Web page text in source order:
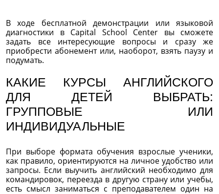
В ходе бесплатной демонстрации или языковой
диагностики в Capital School Center вы сможете
задать все интересующие вопросы и сразу же
приобрести абонемент или, наоборот, взять паузу и
подумать.
КАКИЕ КУРСЫ АНГЛИЙСКОГО
ДЛЯ ДЕТЕЙ ВЫБРАТЬ:
ГРУППОВЫЕ ИЛИ
ИНДИВИДУАЛЬНЫЕ
При выборе формата обучения взрослые ученики,
как правило, ориентируются на личное удобство или
запросы. Если выучить английский необходимо для
командировок, переезда в другую страну или учебы,
есть смысл заниматься с преподавателем один на